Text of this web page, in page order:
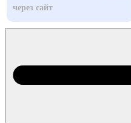
через сайт